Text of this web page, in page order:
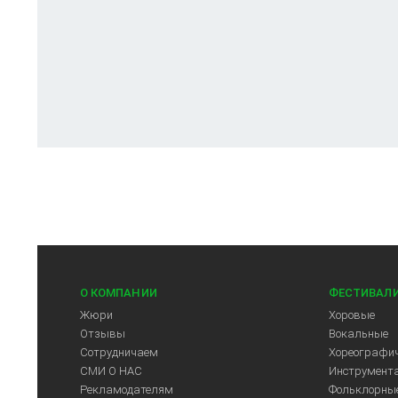
О КОМПАНИИ
Жюри
Отзывы
Сотрудничаем
СМИ О НАС
Рекламодателям
Хоровые
Вокальные